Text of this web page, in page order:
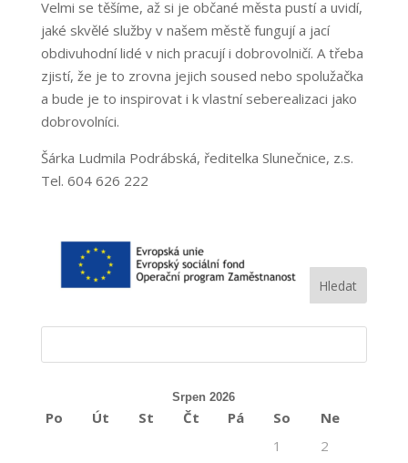
Velmi se těšíme, až si je občané města pustí a uvidí,
jaké skvělé služby v našem městě fungují a jací
obdivuhodní lidé v nich pracují i dobrovolničí. A třeba
zjistí, že je to zrovna jejich soused nebo spolužačka
a bude je to inspirovat i k vlastní seberealizaci jako
dobrovolníci.
Šárka Ludmila Podrábská, ředitelka Slunečnice, z.s.
Tel. 604 626 222
Srpen 2026
Po Út St Čt Pá So
Ne
1
2